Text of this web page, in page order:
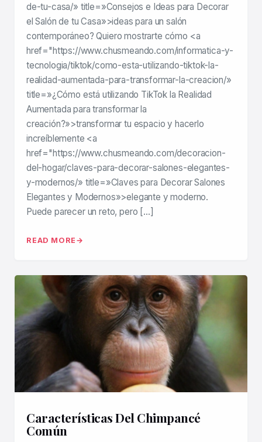
de-tu-casa/» title=»Consejos e Ideas para Decorar
el Salón de tu Casa»>ideas para un salón
contemporáneo? Quiero mostrarte cómo <a
href="https://www.chusmeando.com/informatica-y-
tecnologia/tiktok/como-esta-utilizando-tiktok-la-
realidad-aumentada-para-transformar-la-creacion/»
title=»¿Cómo está utilizando TikTok la Realidad
Aumentada para transformar la
creación?»>transformar tu espacio y hacerlo
increíblemente <a
href="https://www.chusmeando.com/decoracion-
del-hogar/claves-para-decorar-salones-elegantes-
y-modernos/» title=»Claves para Decorar Salones
Elegantes y Modernos»>elegante y moderno.
Puede parecer un reto, pero […]
READ MORE
Características Del Chimpancé
Común